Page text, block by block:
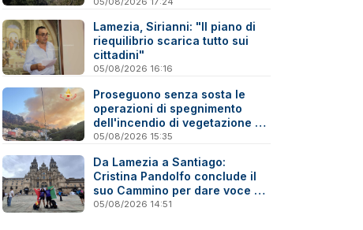
Lamezia, Sirianni: "Il piano di
riequilibrio scarica tutto sui
cittadini"
05/08/2026 16:16
Proseguono senza sosta le
operazioni di spegnimento
dell'incendio di vegetazione a
Gizzeria - Video
05/08/2026 15:35
Da Lamezia a Santiago:
Cristina Pandolfo conclude il
suo Cammino per dare voce ai
malati di fibromialgia
05/08/2026 14:51